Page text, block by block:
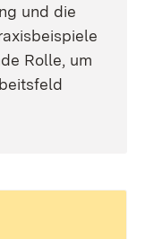
und die
Rolle, um